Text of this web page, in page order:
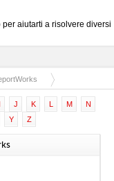
per aiutarti a risolvere diversi
J K L M
N
Y Z